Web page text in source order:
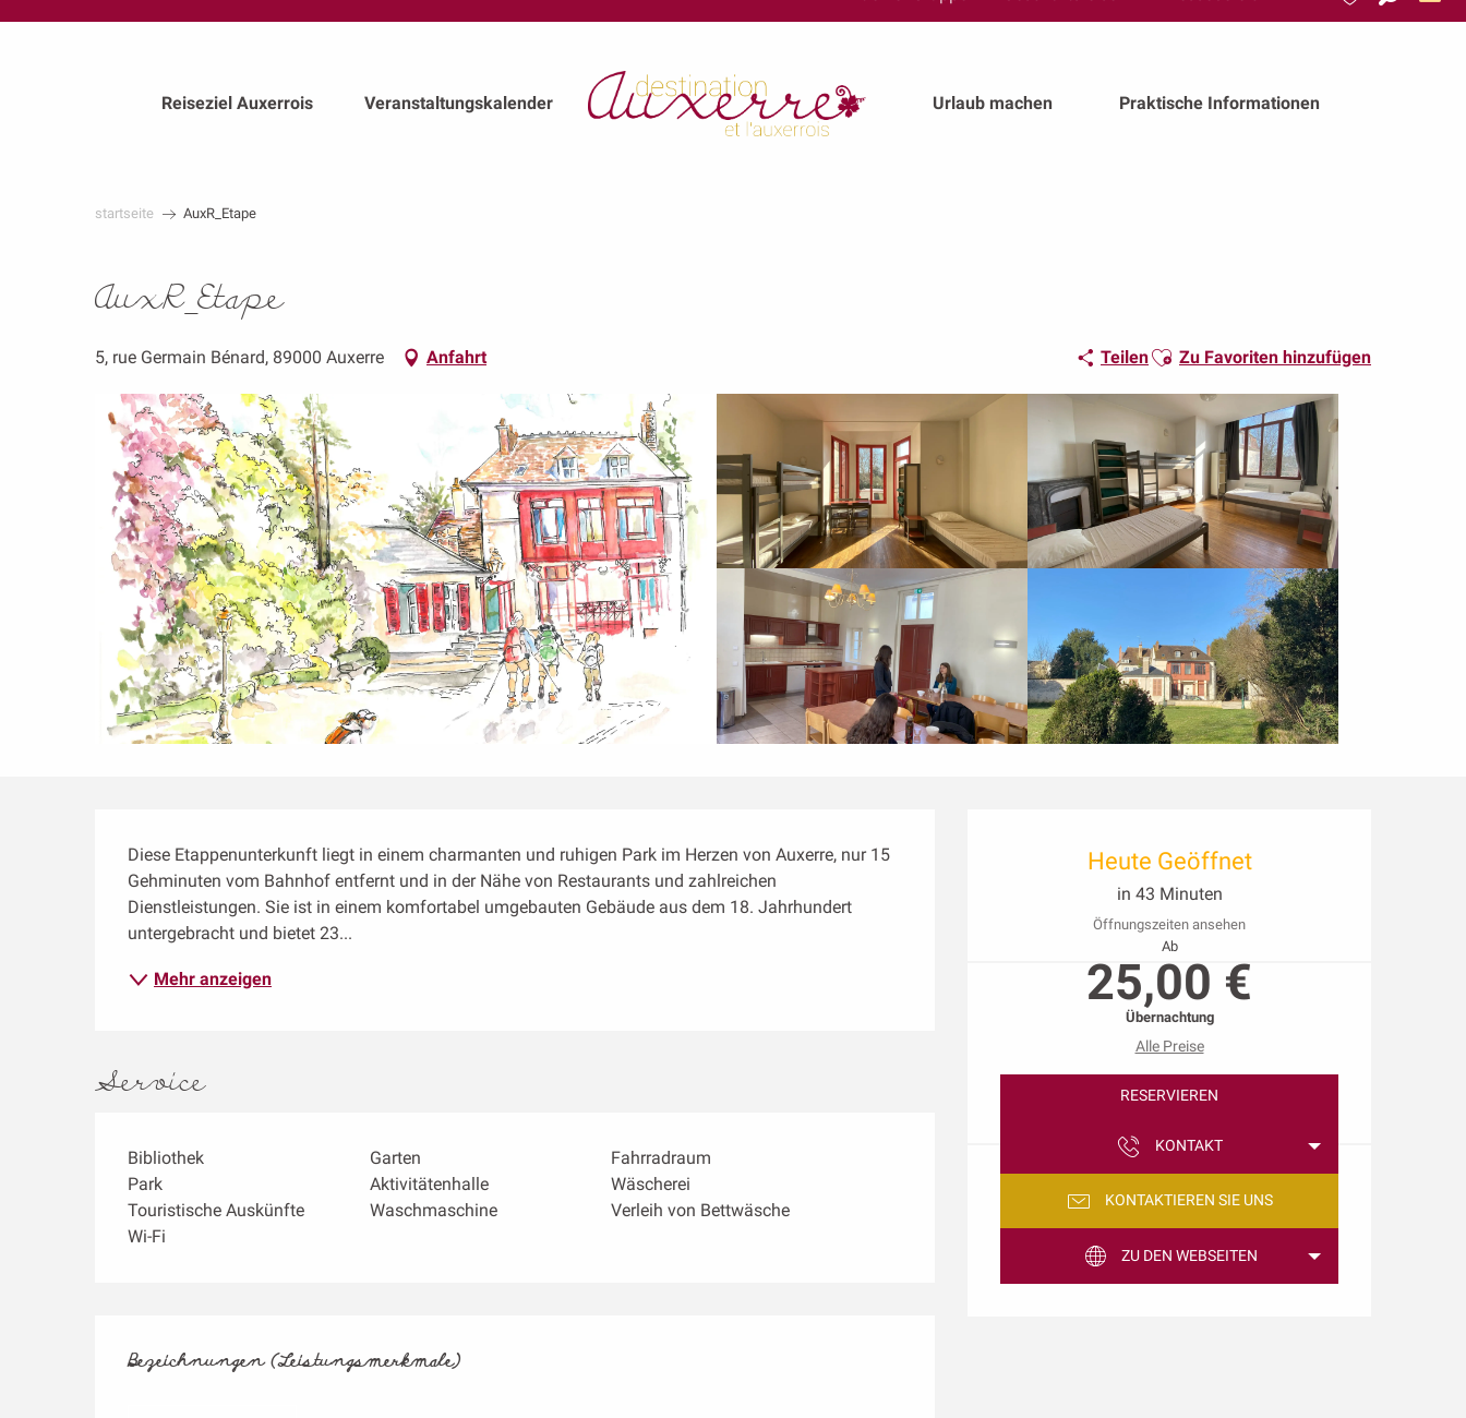
Suche
Reiseziel Auxerrois Veranstaltungskalender Urlaub machen Praktische Informationen
startseite AuxR_Etape
AuxR_Etape
5, rue Germain Bénard, 89000 Auxerre Anfahrt TeilenAjouter aux favoris
Zu Favoriten hinzufügen
Öffnungszeiten &
Heute Geöffnet
in 43 Minuten
Öffnungszeiten ansehen
Ab
25,00 €
Übernachtung
Alle Preise
RESERVIEREN
KONTAKT
KONTAKTIEREN SIE UNS
ZU DEN WEBSEITEN
Beschreibung
Diese Etappenunterkunft liegt in einem charmanten und ruhigen Park im Herzen von Auxerre, nur 15
Gehminuten vom Bahnhof entfernt und in der Nähe von Restaurants und zahlreichen
Dienstleistungen. Sie ist in einem komfortabel umgebauten Gebäude aus dem 18. Jahrhundert
untergebracht und bietet 23...
Mehr anzeigen
Service
Bibliothek Garten
Fahrradraum
Park
Aktivitätenhalle
Wäscherei
Touristische Auskünfte
Waschmaschine
Verleih von Bettwäsche
Wi-Fi
Leistungensmöglichkeiten
Bezeichnungen (Leistungsmerkmale)
Bezeichnungen (Leistungsmerkmale)